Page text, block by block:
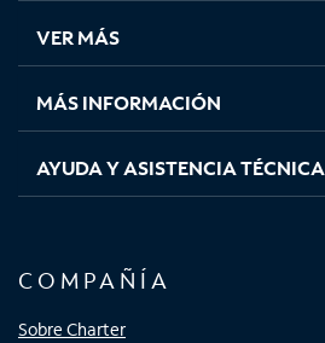
pestaña
nueva
pestaña
nueva
pestaña
nuevanueva
VER MÁS
MÁS INFORMACIÓN
AYUDA Y ASISTENCIA TÉCNICA
COMPAÑÍA
Sobre Charter